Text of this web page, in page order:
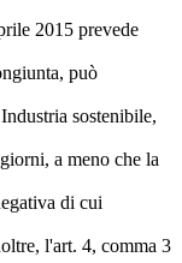
2015 prevede
può
sostenibile,
a meno che la
di cui
l'art. 4, comma 3